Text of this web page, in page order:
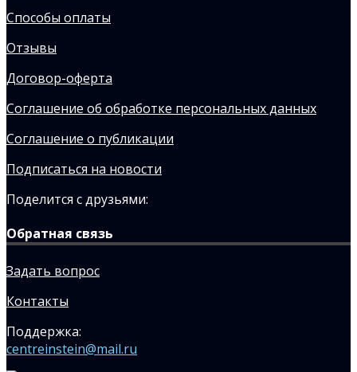
Способы оплаты
Отзывы
Договор-оферта
Соглашение об обработке персональных данных
Соглашение о публикации
Подписаться на новости
Поделится с друзьями:
Обратная связь
Задать вопрос
Контакты
Поддержка:
centreinstein@mail.ru